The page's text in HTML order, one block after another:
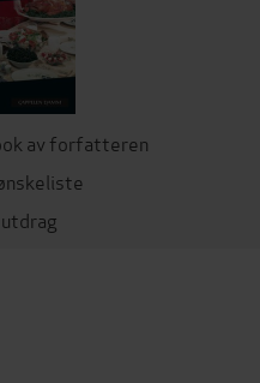
av forfatteren